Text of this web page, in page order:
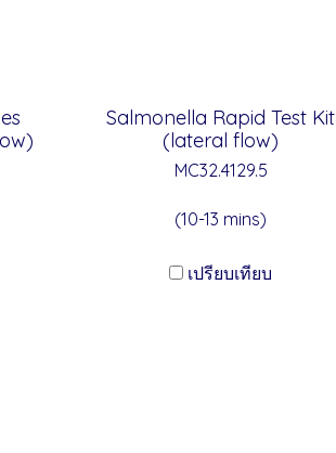
Salmonella Rapid Test Kit
(lateral flow)
MC32.4129.5
(10-13 mins)
เปรียบเทียบ